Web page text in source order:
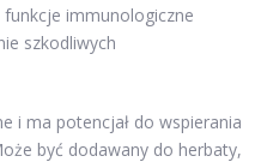
immunologiczne
szkodliwych
i ma potencjał do wspierania
być dodawany do herbaty,